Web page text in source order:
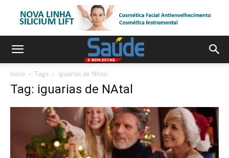
Início Tags Iguarias de NAtal
Tag: iguarias de NAtal